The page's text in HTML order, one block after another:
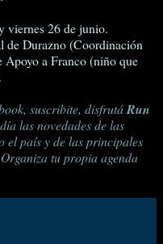
viernes 26 de junio.
de Durazno (Coordinación
a Franco (niño que
suscribite, disfrutáRun
las novedades de las
el país y de las principales
tu propia agenda